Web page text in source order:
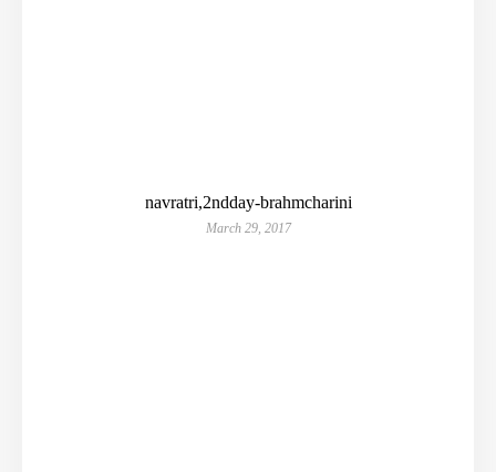
navratri,2ndday-brahmcharini
March 29, 2017